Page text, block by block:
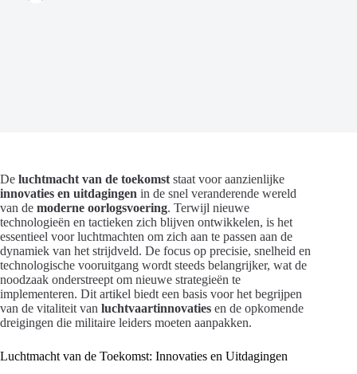
De luchtmacht van de toekomst staat voor aanzienlijke
innovaties en uitdagingen in de snel veranderende wereld
van de moderne oorlogsvoering. Terwijl nieuwe
technologieën en tactieken zich blijven ontwikkelen, is het
essentieel voor luchtmachten om zich aan te passen aan de
dynamiek van het strijdveld. De focus op precisie, snelheid en
technologische vooruitgang wordt steeds belangrijker, wat de
noodzaak onderstreept om nieuwe strategieën te
implementeren. Dit artikel biedt een basis voor het begrijpen
van de vitaliteit van luchtvaartinnovaties en de opkomende
dreigingen die militaire leiders moeten aanpakken.
Luchtmacht van de Toekomst: Innovaties en Uitdagingen